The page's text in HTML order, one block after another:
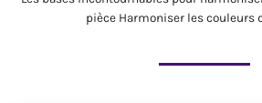
pièce Harmoniser les couleurs